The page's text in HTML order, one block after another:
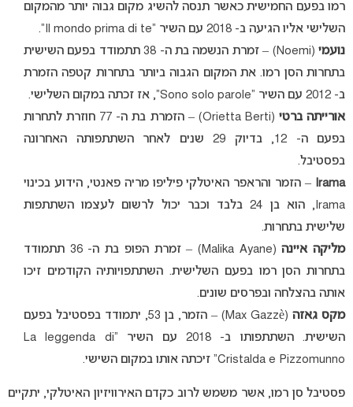
רמו בפעם החמישית כאשר תנסה להשיג מקום גבוה יותר מהמקום
השלישי אליו הגיעה ב- 2018 עם השיר “Il mondo prima di te“.
נועמי
(Noemi) – זמרת הנשמה בת ה- 38 תתמודד בפעם השישית
בתחרות הסן רמו. את המקום הגבוה ביותר בתחרות קטפה הזמרת
ב- 2012 עם השיר “Sono solo parole”, אז זכתה במקום השלישי.
אורייתה ברטי
(Orietta Berti) – הזמרת בת ה- 77 חוזרת לתחרות
בפעם ה- 12, בדיוק 29 שנים לאחר השתתפותה האחרונה
בפסטיבל.
Irama – הזמר והראפר האיטלקי פיליפו מריה פאנטי, הידוע בכינוי
Irama, הוא בן 24 בלבד וכבר יכול לרשום לעצמו השתתפות
שלישית בתחרות.
מליקה איינה
(Malika Ayane) – זמרת הפופ בת ה- 36 תתמודד
בתחרות הסן רמו בפעם השלישית. השתתפויותיה הקודמים זיכו
אותה בהצלחה ובפרסים שונים.
מקס גאזה
(Max Gazzè) – הזמר, בן 53, יתמודד בפסטיבל בפעם
השישית. השתתפותו ב- 2018 עם השיר “La leggenda di
Cristalda e Pizzomunno“ זיכתה אותו במקום השישי.
פסטיבל סן רמו, אשר משמש לרוב כקדם האירוויזיון האיטלקי, יתקיים